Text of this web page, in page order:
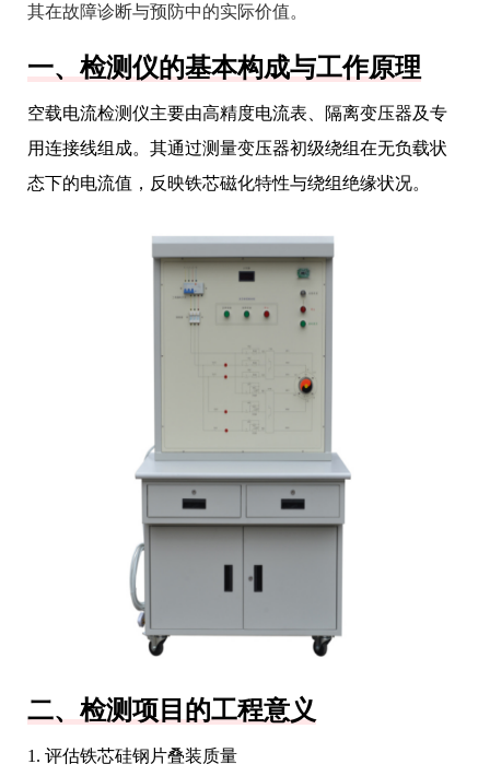
其在故障诊断与预防中的实际价值。
一、检测仪的基本构成与工作原理
空载电流检测仪主要由高精度电流表、隔离变压器及专
用连接线组成。其通过测量变压器初级绕组在无负载状
态下的电流值，反映铁芯磁化特性与绕组绝缘状况。
二、检测项目的工程意义
1. 评估铁芯硅钢片叠装质量